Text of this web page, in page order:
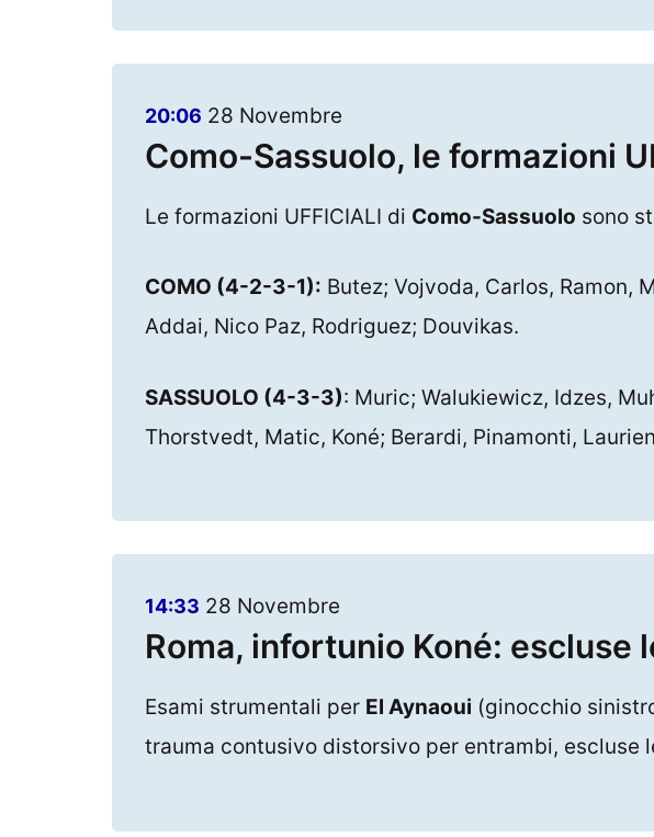
20:06 28 Novembre
Como-Sassuolo, le formazioni
Le formazioni UFFICIALI di Como-Sassuolo sono
COMO (4-2-3-1): Butez; Vojvoda, Carlos, Ramon,
Addai, Nico Paz, Rodriguez; Douvikas.
SASSUOLO (4-3-3): Muric; Walukiewicz, Idzes,
Thorstvedt, Matic, Koné; Berardi, Pinamonti,
14:33 28 Novembre
Roma, infortunio Koné: escluse
Esami strumentali per El Aynaoui (ginocchio
trauma contusivo distorsivo per entrambi, escluse